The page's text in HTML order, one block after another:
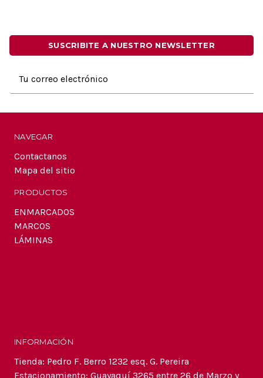
SUSCRIBITE A NUESTRO NEWSLETTER
electrónico
NAVEGAR
Contactanos
Mapa del sitio
PRODUCTOS
ENMARCADOS
MARCOS
LÁMINAS
INFORMACIÓN
Tienda: Pedro F. Berro 1232 esq. G. Pereira
Estacionamiento: Guayaquí 3265 entre 26 de Marzo y